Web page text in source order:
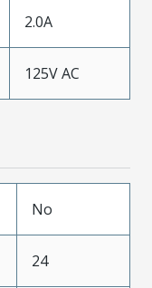
2.0A
125V AC
No
24